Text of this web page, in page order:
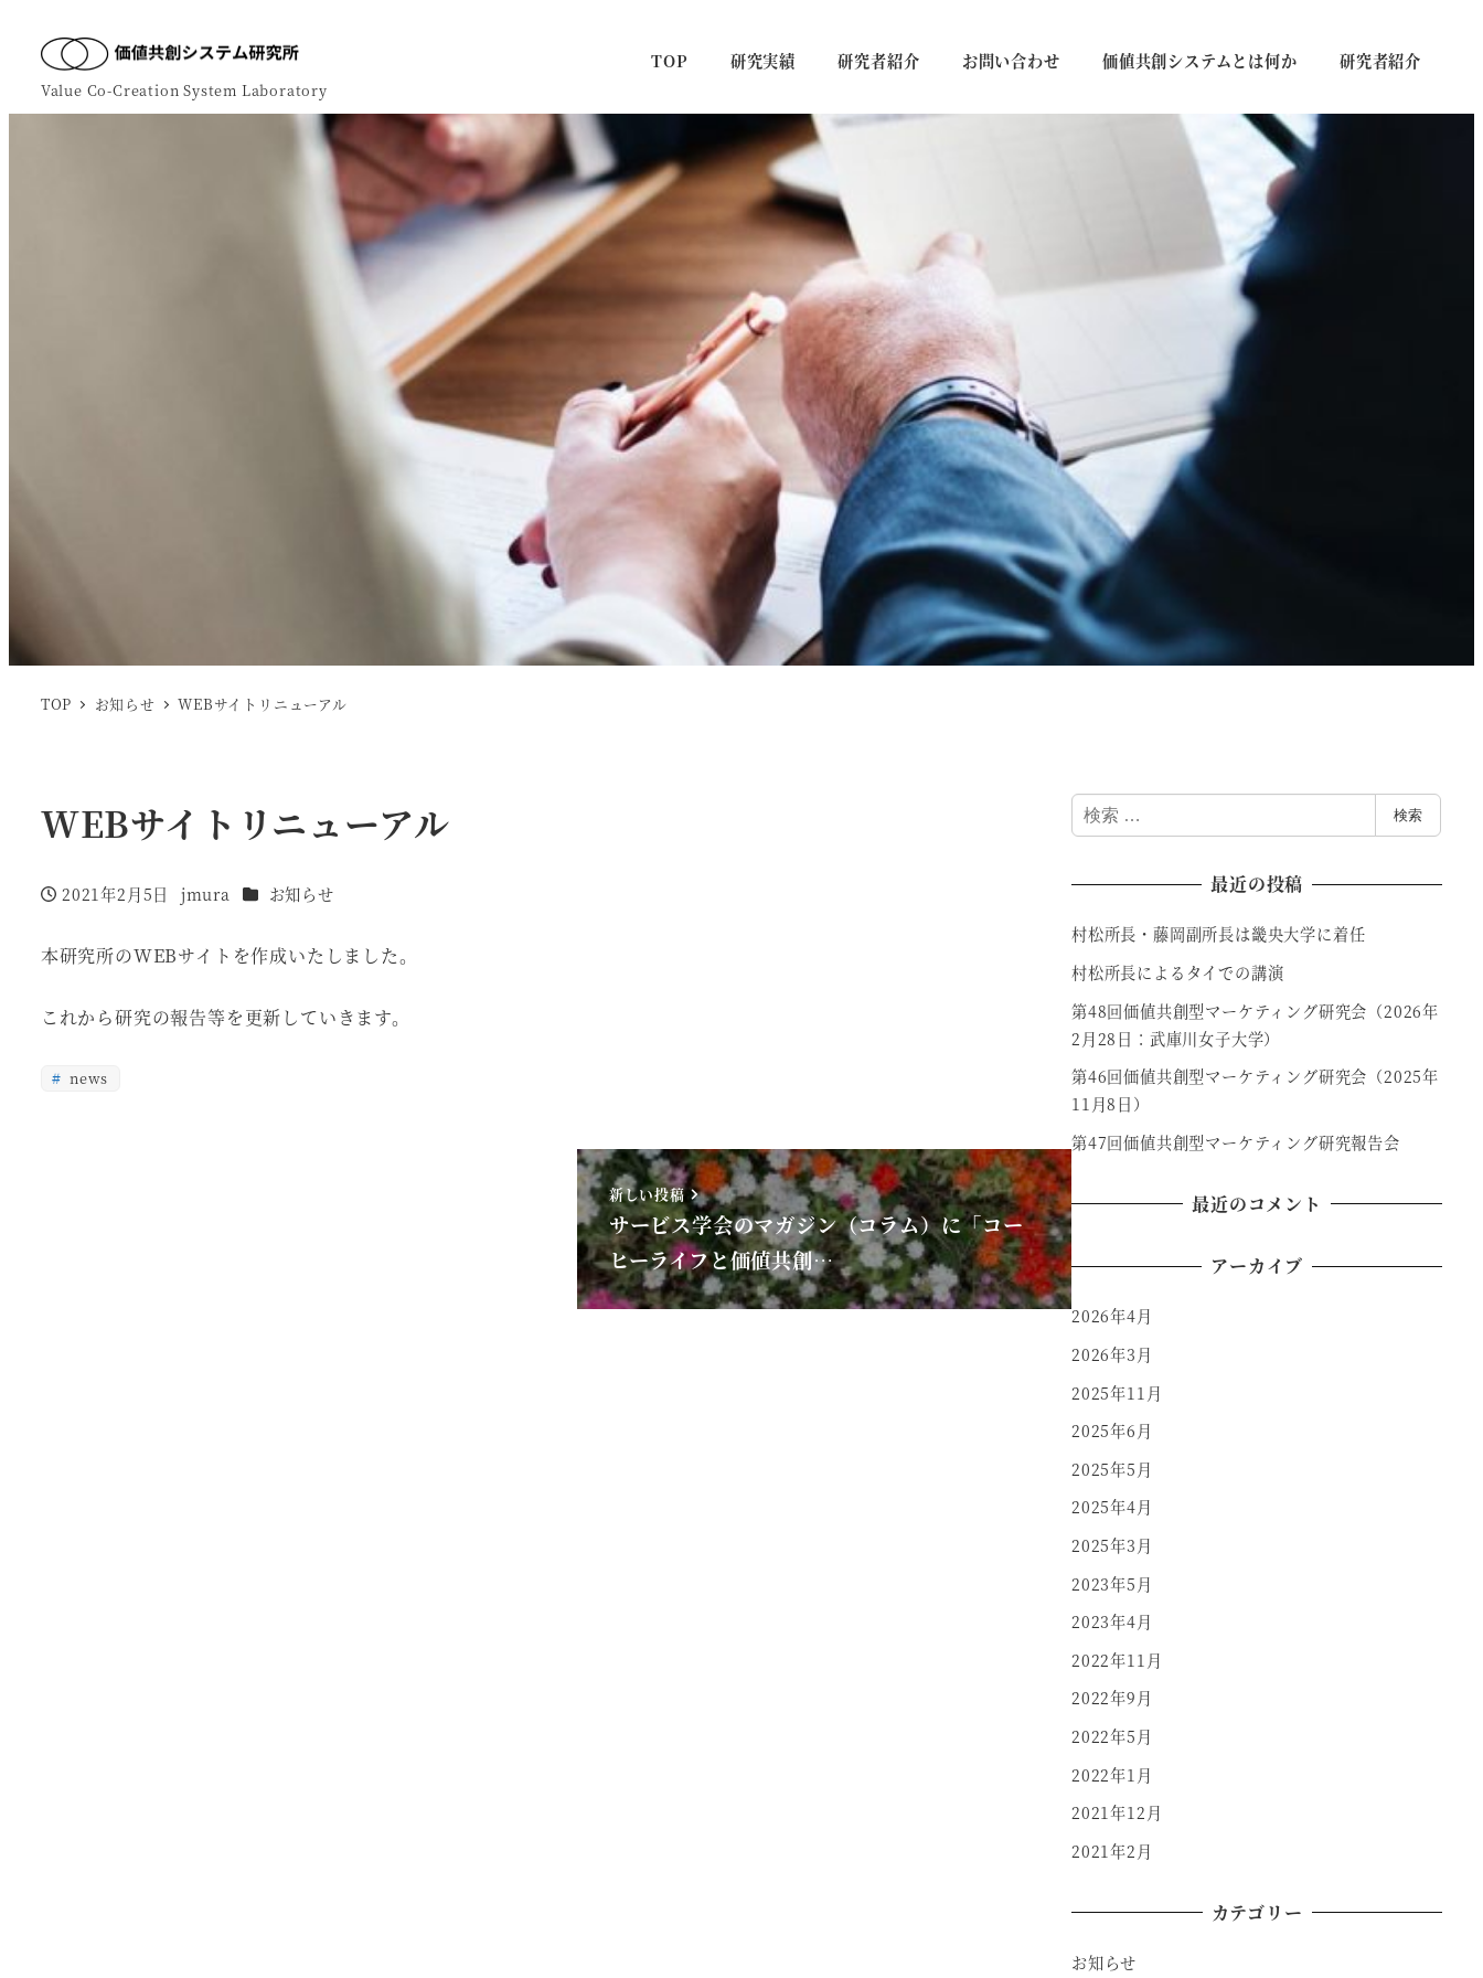
Value Co-Creation System Laboratory
TOP 研究実績 研究者紹介 お問い合わせ 価値共創システムとは何か 研究者紹介
TOP お知らせ WEBサイトリニューアル
WEBサイトリニューアル
投稿日
2021年2月5日
著
jmura カテゴリー
お知らせ
本研究所のWEBサイトを作成いたしました。
これから研究の報告等を更新していきます。
news
新しい投稿
サービス学会のマガジン（コラム）に「コー
ヒーライフと価値共創…
検
索
検索
最近の投稿
村松所長・藤岡副所長は畿央大学に着任
村松所長によるタイでの講演
第48回価値共創型マーケティング研究会（2026年
2月28日：武庫川女子大学）
第46回価値共創型マーケティング研究会（2025年
11月8日）
第47回価値共創型マーケティング研究報告会
最近のコメント
アーカイブ
2026年4月
2026年3月
2025年11月
2025年6月
2025年5月
2025年4月
2025年3月
2023年5月
2023年4月
2022年11月
2022年9月
2022年5月
2022年1月
2021年12月
2021年2月
カテゴリー
お知らせ